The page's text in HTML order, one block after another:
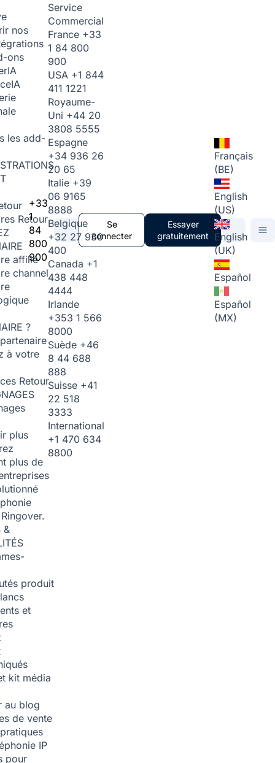
nos
ons
IA
IA
les add-
Retour
affilié
channel
?
à votre
Retour
plus
plus de
&
produit
et
kit média
au blog
de vente
IP
pour
+33
1
84
800
900
Service
Commercial
France +33
1 84 800
900
USA +1 844
411 1221
Royaume-
Uni +44 20
3808 5555
Espagne
+34 936 26
20 65
Italie +39
06 9165
8888
Belgique
+32 27 930
400
Canada +1
438 448
4444
Irlande
+353 1 566
8000
Suède +46
8 44 688
888
Suisse +41
22 518
3333
International
+1 470 634
8800
Se
connecter
Essayer
gratuitement
Français
(BE)
English
(US)
English
(UK)
Español
Español
(MX)